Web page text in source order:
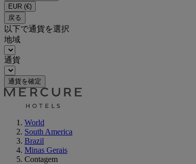
EUR (€)
戻る
以下で通貨を選択
地域
通貨
通貨を確定
World
South America
Brazil
Minas Gerais
Contagem